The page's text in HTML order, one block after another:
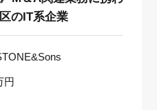
のIT系企業
円